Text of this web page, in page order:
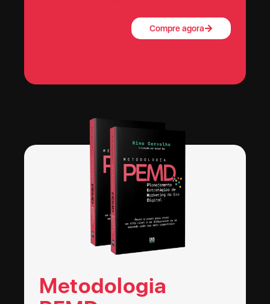
Compre agora
Metodologia